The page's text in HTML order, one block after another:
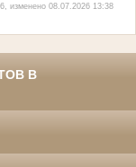
изменено 08.07.2026 13:38
В